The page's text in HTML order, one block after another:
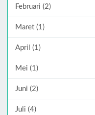
Februari (2)
Maret (1)
April (1)
Mei (1)
Juni (2)
Juli (4)